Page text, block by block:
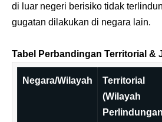
di luar negeri berisiko tidak
gugatan dilakukan di negara lain.
Tabel Perbandingan Territorial &
Negara/Wilayah
Territorial
(Wilayah